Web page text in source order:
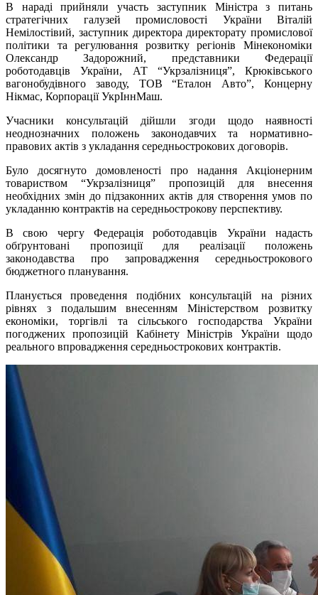
В нараді прийняли участь заступник Міністра з питань
стратегічних галузей промисловості України Віталій
Немілостівий, заступник директора директорату промислової
політики та регулювання розвитку регіонів Мінекономіки
Олександр Задорожний, представники Федерації
роботодавців України, АТ “Укрзалізниця”, Крюківського
вагонобудівного заводу, ТОВ “Еталон Авто”, Концерну
Нікмас, Корпорації УкрІннМаш.
Учасники консультацій дійшли згоди щодо наявності
неоднозначних положень законодавчих та нормативно-
правових актів з укладання середньострокових договорів.
Було досягнуто домовленості про надання Акціонерним
товариством “Укрзалізниця” пропозицій для внесення
необхідних змін до підзаконних актів для створення умов по
укладанню контрактів на середньострокову перспективу.
В свою чергу Федерація роботодавців України надасть
обґрунтовані пропозиції для реалізації положень
законодавства про запровадження середньострокового
бюджетного планування.
Планується проведення подібних консультацій на різних
рівнях з подальшим внесенням Міністерством розвитку
економіки, торгівлі та сільського господарства України
погоджених пропозицій Кабінету Міністрів України щодо
реального впровадження середньострокових контрактів.